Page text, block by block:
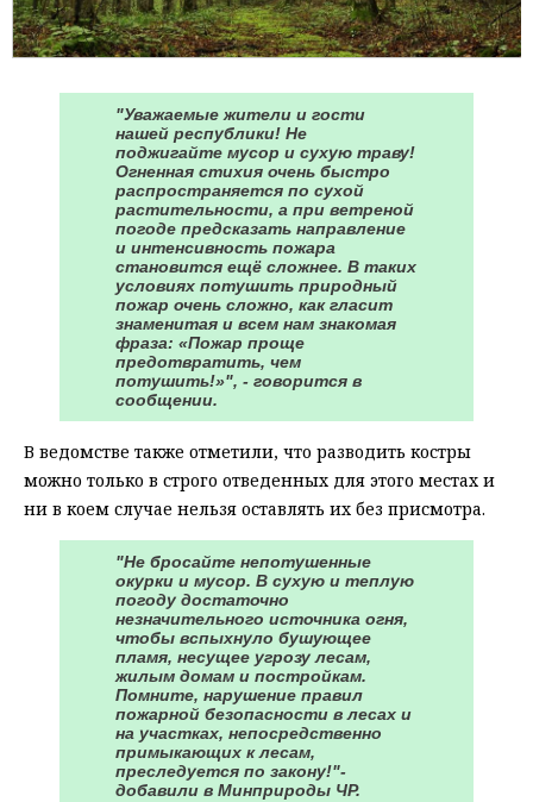
"Уважаемые жители и гости
нашей республики! Не
поджигайте мусор и сухую траву!
Огненная стихия очень быстро
распространяется по сухой
растительности, а при ветреной
погоде предсказать направление
и интенсивность пожара
становится ещё сложнее. В таких
условиях потушить природный
пожар очень сложно, как гласит
знаменитая и всем нам знакомая
фраза: «Пожар проще
предотвратить, чем
потушить!»", - говорится в
сообщении.
В ведомстве также отметили, что разводить костры
можно только в строго отведенных для этого местах и
ни в коем случае нельзя оставлять их без присмотра.
"Не бросайте непотушенные
окурки и мусор. В сухую и теплую
погоду достаточно
незначительного источника огня,
чтобы вспыхнуло бушующее
пламя, несущее угрозу лесам,
жилым домам и постройкам.
Помните, нарушение правил
пожарной безопасности в лесах и
на участках, непосредственно
примыкающих к лесам,
преследуется по закону!"-
добавили в Минприроды ЧР.